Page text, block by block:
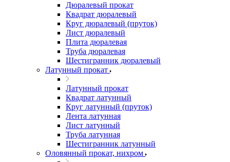
Дюралевый прокат
Квадрат дюралевый
Круг дюралевый (пруток)
Лист дюралевый
Плита дюралевая
Труба дюралевая
Шестигранник дюралевый
Латунный прокат
Латунный прокат
Квадрат латунный
Круг латунный (пруток)
Лента латунная
Лист латунный
Труба латунная
Шестигранник латунный
Оловянный прокат, нихром